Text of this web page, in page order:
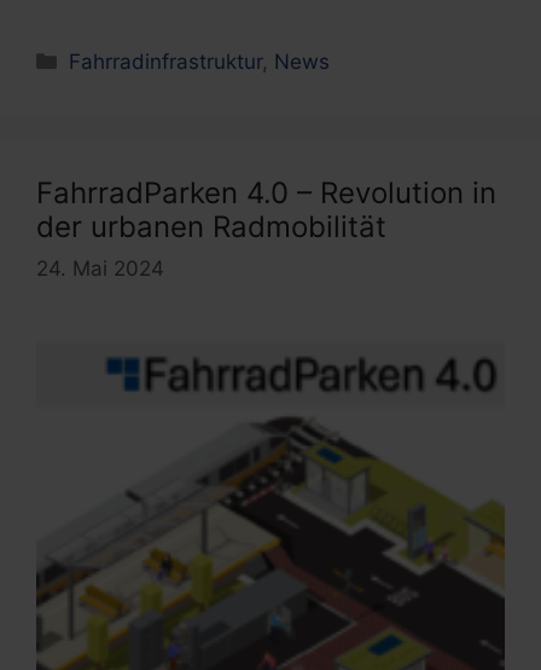
Kategorien
Fahrradinfrastruktur, News
FahrradParken 4.0 – Revolution in
der urbanen Radmobilität
24. Mai 2024